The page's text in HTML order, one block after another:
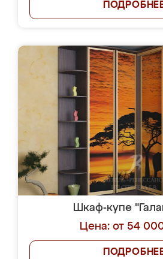
Шкаф-купе
Цена: от 54